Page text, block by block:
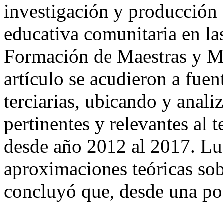
investigación y producción
educativa comunitaria en
Formación de Maestras y
artículo se acudieron a
terciarias, ubicando y
pertinentes y relevantes al
desde año 2012 al 2017.
aproximaciones teóricas
concluyó que, desde una